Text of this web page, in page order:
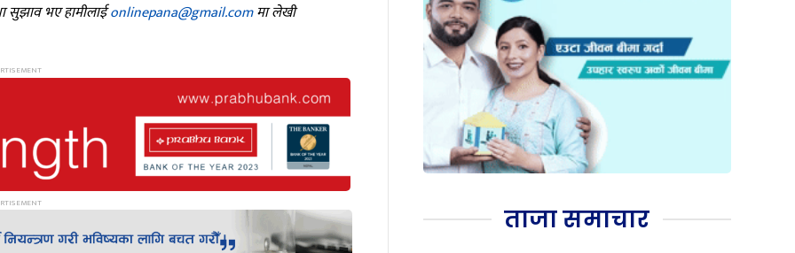
सुझाव भए हामीलाईonlinepana@gmail.comमा लेखी
ताजा समाचार